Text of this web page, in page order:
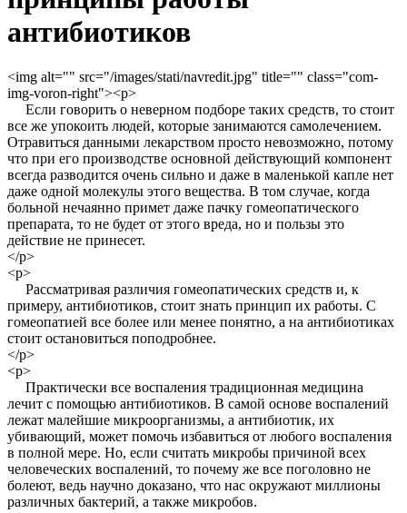
антибиотиков
<img alt="" src="/images/stati/navredit.jpg" title="" class="com-
img-voron-right"><p>
Если говорить о неверном подборе таких средств, то стоит
все же упокоить людей, которые занимаются самолечением.
Отравиться данными лекарством просто невозможно, потому
что при его производстве основной действующий компонент
всегда разводится очень сильно и даже в маленькой капле нет
даже одной молекулы этого вещества. В том случае, когда
больной нечаянно примет даже пачку гомеопатического
препарата, то не будет от этого вреда, но и пользы это
действие не принесет.
</p>
<p>
Рассматривая различия гомеопатических средств и, к
примеру, антибиотиков, стоит знать принцип их работы. С
гомеопатией все более или менее понятно, а на антибиотиках
стоит остановиться поподробнее.
</p>
<p>
Практически все воспаления традиционная медицина
лечит с помощью антибиотиков. В самой основе воспалений
лежат малейшие микроорганизмы, а антибиотик, их
убивающий, может помочь избавиться от любого воспаления
в полной мере. Но, если считать микробы причиной всех
человеческих воспалений, то почему же все поголовно не
болеют, ведь научно доказано, что нас окружают миллионы
различных бактерий, а также микробов.